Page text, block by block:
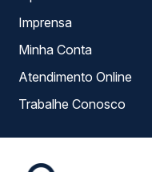
Imprensa
Minha Conta
Atendimento Online
Trabalhe Conosco